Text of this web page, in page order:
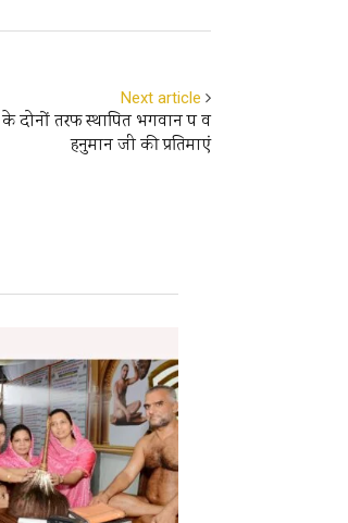
Next article
तरफ स्थापित भगवान पद्म व
हनुमान जी की प्रतिमाएं